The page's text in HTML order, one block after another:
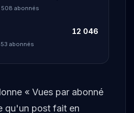
abonnés
12 046
abonnés
« Vues par abonné
qu'un post fait en